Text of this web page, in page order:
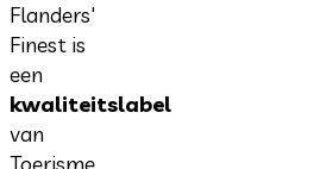
Flanders'
Finest is
een
kwaliteitslabel
van